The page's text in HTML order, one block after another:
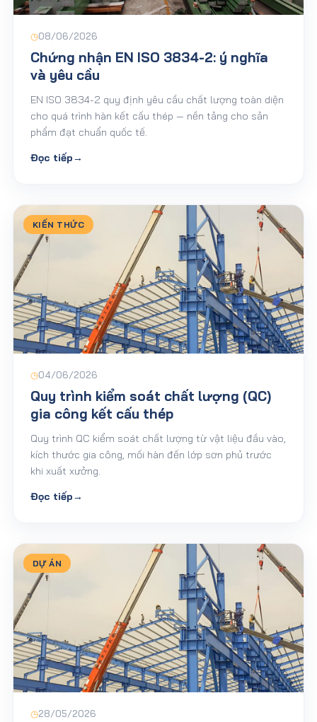
◷08/06/2026
Chứng nhận EN ISO 3834-2: ý nghĩa
và yêu cầu
EN ISO 3834-2 quy định yêu cầu chất lượng toàn diện
cho quá trình hàn kết cấu thép — nền tảng cho sản
phẩm đạt chuẩn quốc tế.
Đọc tiếp→
KIẾN THỨC
◷04/06/2026
Quy trình kiểm soát chất lượng (QC)
gia công kết cấu thép
Quy trình QC kiểm soát chất lượng từ vật liệu đầu vào,
kích thước gia công, mối hàn đến lớp sơn phủ trước
khi xuất xưởng.
Đọc tiếp→
DỰ ÁN
◷28/05/2026